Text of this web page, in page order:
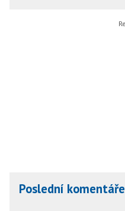
Poslední komentáře